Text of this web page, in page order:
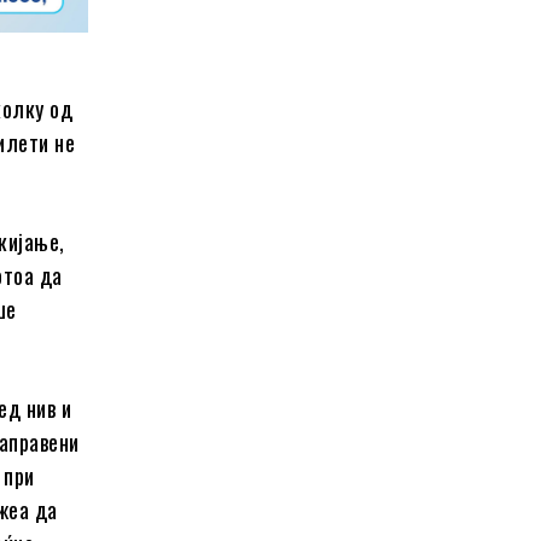
од
не
да
нив и
да